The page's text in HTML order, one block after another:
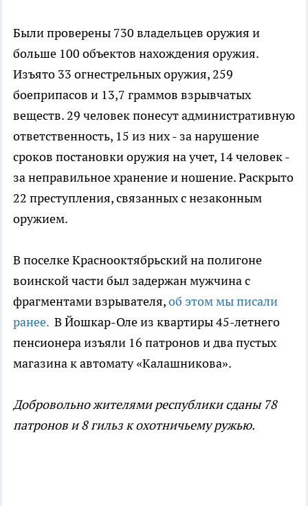
Были проверены 730 владельцев оружия и
больше 100 объектов нахождения оружия.
Изъято 33 огнестрельных оружия, 259
боеприпасов и 13,7 граммов взрывчатых
веществ. 29 человек понесут административную
ответственность, 15 из них - за нарушение
сроков постановки оружия на учет, 14 человек -
за неправильное хранение и ношение. Раскрыто
22 преступления, связанных с незаконным
оружием.
В поселке Краснооктябрьский на полигоне
воинской части был задержан мужчина с
фрагментами взрывателя,об этом мы писали
ранее. В Йошкар-Оле из квартиры 45-летнего
пенсионера изъяли 16 патронов и два пустых
магазина к автомату «Калашникова».
Добровольно жителями республики сданы 78
патронов и 8 гильз к охотничьему ружью.